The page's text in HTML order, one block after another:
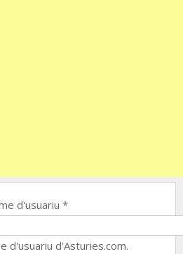
d'usuariu *
d'usuariu d'Asturies.com.